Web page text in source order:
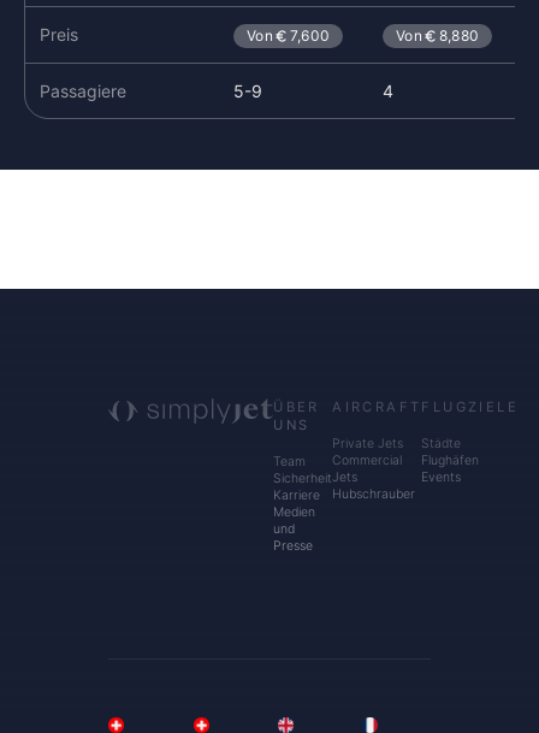
Preis Von 7,600 Von 8,880
Passagiere 5-9 4
ÜBER
UNS
Team
Sicherheit
Karriere
Medien
und
Presse
AIRCRAFT
Private Jets
Commercial
Jets
Hubschrauber
FLUGZIELE
Städte
Flughäfen
Events